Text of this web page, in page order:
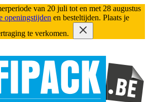
van 20 juli tot en met 28 augustus
openingstijden en besteltijden. Plaats je
te verkomen.